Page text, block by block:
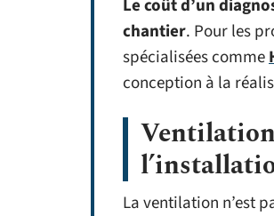
Le coût d’un
chantier. Pour les
spécialisées comme
conception à la
La ventilation n’est